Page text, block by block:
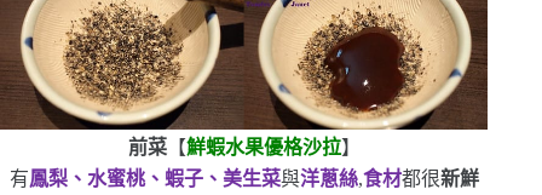
前菜【鮮蝦水果優格沙拉】
有鳳梨、水蜜桃、蝦子、美生菜與洋蔥絲,食材都很新鮮